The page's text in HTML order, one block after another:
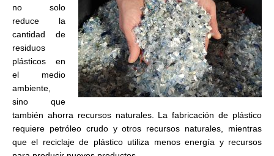
no solo
reduce la
cantidad de
residuos
plásticos en
el medio
ambiente,
sino que
también ahorra recursos naturales. La fabricación de plástico
requiere petróleo crudo y otros recursos naturales, mientras
que el reciclaje de plástico utiliza menos energía y recursos